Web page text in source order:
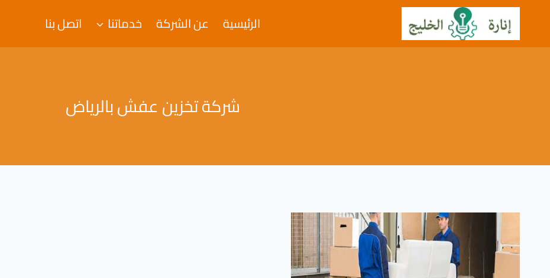
المحتوى
الرئيسية عن الشركة خدماتنا اتصل بنا
شركة تخزين عفش بالرياض